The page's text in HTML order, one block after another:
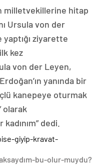
milletvekillerine hitap
Ursula von der
ziyarette
kez
von der Leyen,
yanında bir
kanepeye oturmak
olarak
dedi.
bu-olur-muydu?